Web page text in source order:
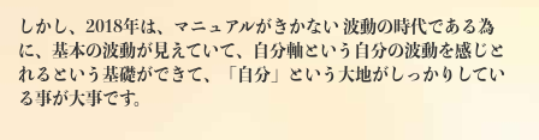
しかし、2018年は、マニュアルがきかない 波動の時代である為
に、基本の波動が見えていて、自分軸という自分の波動を感じと
れるという基礎ができて、「自分」という大地がしっかりしてい
る事が大事です。